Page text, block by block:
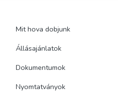
Mit hova dobjunk
Állásajánlatok
Dokumentumok
Nyomtatványok